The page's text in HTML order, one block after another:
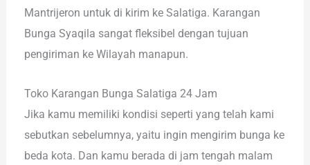
Mantrijeron untuk di kirim ke Salatiga. Karangan
Bunga Syaqila sangat fleksibel dengan tujuan
pengiriman ke Wilayah manapun.
Toko Karangan Bunga Salatiga 24 Jam
Jika kamu memiliki kondisi seperti yang telah kami
sebutkan sebelumnya, yaitu ingin mengirim bunga ke
beda kota. Dan kamu berada di jam tengah malam